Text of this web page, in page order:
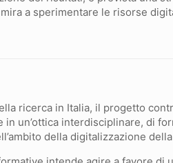
a sperimentare le risorse
ricerca in Italia, il progetto
un’ottica interdisciplinare, di
della digitalizzazione